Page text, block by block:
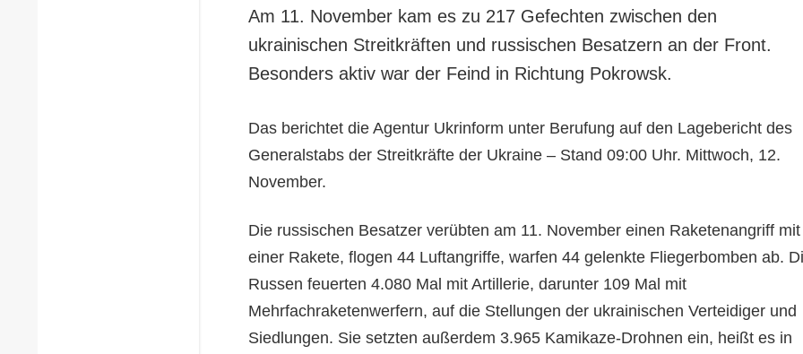
Am 11. November kam es zu 217 Gefechten zwischen den
ukrainischen Streitkräften und russischen Besatzern an der Front.
Besonders aktiv war der Feind in Richtung Pokrowsk.
Das berichtet die Agentur Ukrinform unter Berufung auf den Lagebericht des
Generalstabs der Streitkräfte der Ukraine – Stand 09:00 Uhr. Mittwoch, 12.
November.
Die russischen Besatzer verübten am 11. November einen Raketenangriff mit
einer Rakete, flogen 44 Luftangriffe, warfen 44 gelenkte Fliegerbomben ab.
Russen feuerten 4.080 Mal mit Artillerie, darunter 109 Mal mit
Mehrfachraketenwerfern, auf die Stellungen der ukrainischen Verteidiger und
Siedlungen. Sie setzten außerdem 3.965 Kamikaze-Drohnen ein, heißt es in